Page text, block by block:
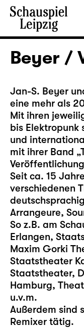
Beyer /
Jan-S. Beyer
eine mehr als
Mit ihren
bis Elektropunk
und
mit ihrer Band
Seit ca. 15
verschiedenen
Arrangeure,
So z.B. am
Erlangen,
Maxim Gorki
Staatstheater
Staatstheater,
Hamburg,
u.v.m.
Außerdem sind
Remixer tätig.